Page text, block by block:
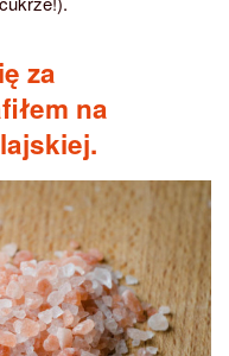
za
na